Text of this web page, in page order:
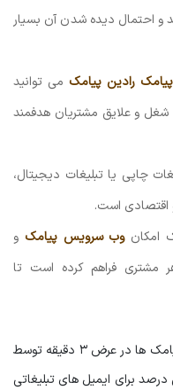
و احتمال دیده شدن آن بسیار
رادین پیامک می توانید
و علایق مشتریان هدفمند
چاپی یا تبلیغات دیجیتال،
اقتصادی است.
امکانوب سرویس پیامک و
فراهم کرده است تا
مطالعات نشان داده اند که بیش از ۹۰٪ پیامک ها در عرض ۳ دقیقه توسط
برای ایمیل های تبلیغاتی